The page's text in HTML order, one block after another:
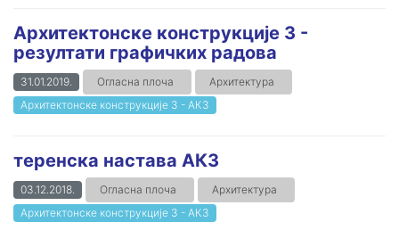
Архитектонске конструкције 3 -
резултати графичких радова
31.01.2019. Огласна плоча
Архитектура
Архитектонске конструкције 3 - АК3
теренска настава АК3
03.12.2018. Огласна плоча
Архитектура
Архитектонске конструкције 3 - АК3